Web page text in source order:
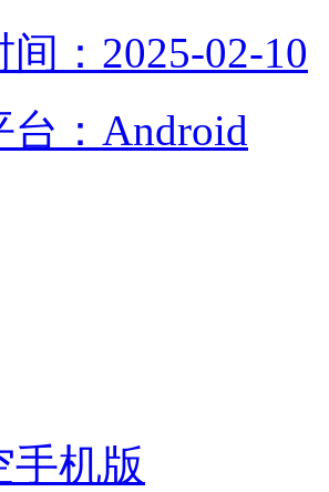
：2025-02-10
台：Android
手机版